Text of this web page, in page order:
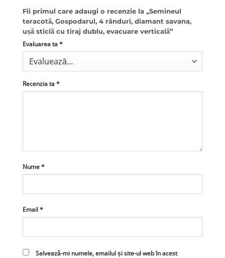
Fii primul care adaugi o recenzie la „Semineul
teracotă, Gospodarul, 4 rânduri, diamant savana,
ușă sticlă cu tiraj dublu, evacuare verticală”
Evaluarea ta *
Recenzia ta *
Nume *
Email *
Salvează-mi numele, emailul și site-ul web în acest